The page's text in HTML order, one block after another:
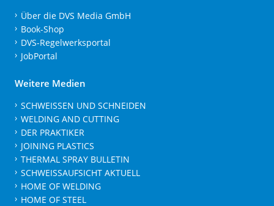
Über die DVS Media GmbH
Book-Shop
DVS-Regelwerksportal
JobPortal
Weitere Medien
SCHWEISSEN UND SCHNEIDEN
WELDING AND CUTTING
DER PRAKTIKER
JOINING PLASTICS
THERMAL SPRAY BULLETIN
SCHWEISSAUFSICHT AKTUELL
HOME OF WELDING
HOME OF STEEL